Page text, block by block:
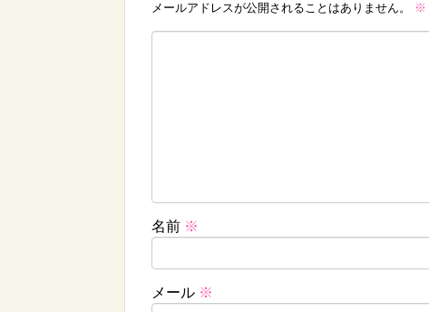
メールアドレスが公開されることはありません。 ※
名前 ※
メール ※